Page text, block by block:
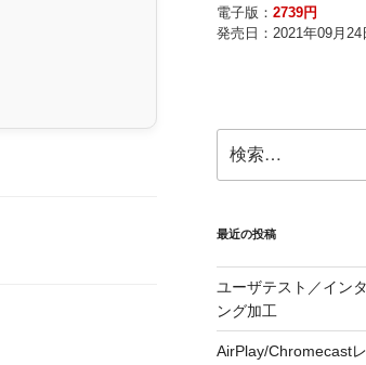
索:
最近の投稿
ユーザテスト／イン
ング加工
AirPlay/Chromecast